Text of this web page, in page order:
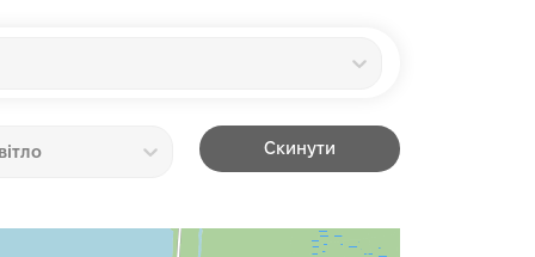
Скинути